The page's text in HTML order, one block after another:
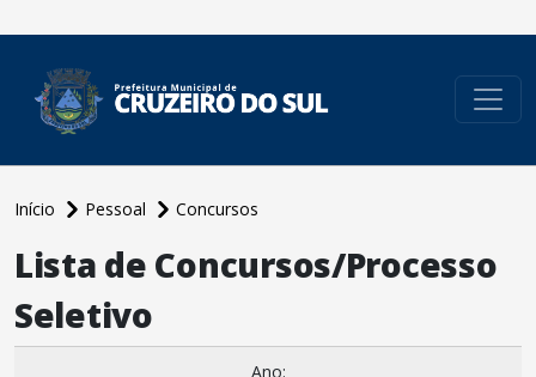
Início Pessoal Concursos
Lista de Concursos/Processo
Seletivo
Ano: